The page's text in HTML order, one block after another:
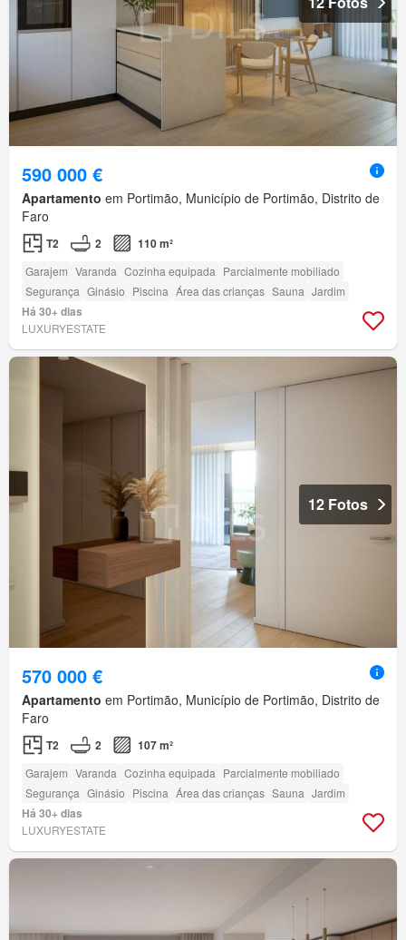
590 000 €
Apartamento em Portimão, Município de Portimão, Distrito de
Faro
T2 2 110 m²
Garajem Varanda Cozinha equipada Parcialmente mobiliado
Segurança Ginásio Piscina Área das crianças Sauna Jardim
Há 30+ dias
LUXURYESTATE
12 Fotos
570 000 €
Apartamento em Portimão, Município de Portimão, Distrito de
Faro
T2 2 107 m²
Garajem Varanda Cozinha equipada Parcialmente mobiliado
Segurança Ginásio Piscina Área das crianças Sauna Jardim
Há 30+ dias
LUXURYESTATE